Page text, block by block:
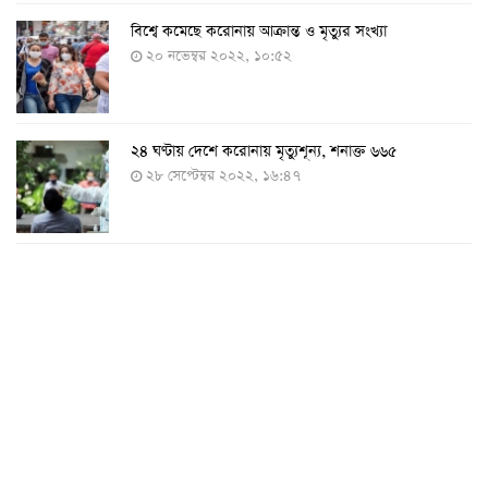
বিশ্বে কমেছে করোনায় আক্রান্ত ও মৃত্যুর সংখ্যা
২০ নভেম্বর ২০২২, ১০:৫২
২৪ ঘণ্টায় দেশে করোনায় মৃত্যুশূন্য, শনাক্ত ৬৬৫
২৮ সেপ্টেম্বর ২০২২, ১৬:৪৭